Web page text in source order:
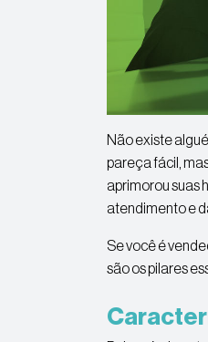
Não existe
pareça fácil,
aprimorou suas
atendimento e
Se você é
são os pilares